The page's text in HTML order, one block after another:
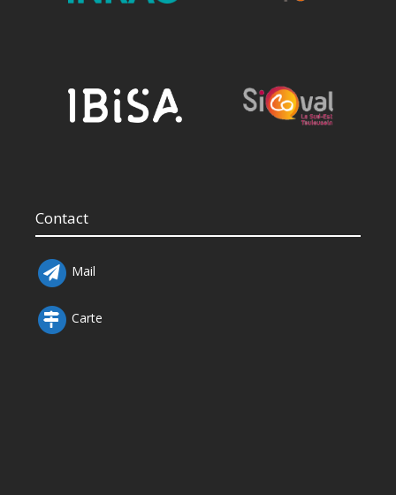
Contact
Mail
Carte